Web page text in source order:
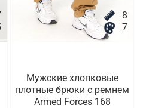
8
7
Мужские хлопковые
плотные брюки с ремнем
Armed Forces 168